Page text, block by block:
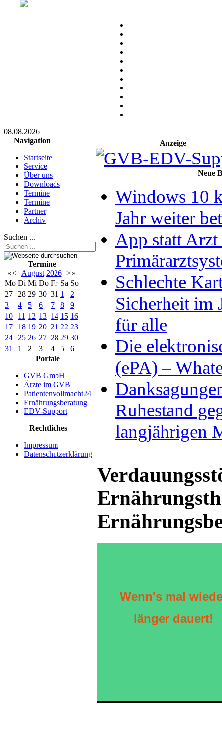
08.08.2026
Navigation
Startseite
Service
Über uns
Downloads
Termine
Termine
Partner
Archiv
Suchen ...
Termine
«< August 2026 > »
Mo Di Mi Do Fr Sa So
27
28 29 30 31 1
2
3
4 5 6 7 8
9
10
11 12 13 14 15 16
17
18 19 20 21 22 23
24
25 26 27 28 29 30
31
1 2 3 4 5
6
Portale
GVB GmbH
Ärzte im GVB
Patientenvollmacht24
Ernährungsberatung
EDV-Support
Rechtliches
Impressum
Datenschutzerklärung
Anzeige
Neue
Windows 10
Jahr weiter
App statt
Schlechte
Sicherheit im
für alle
Die
(ePA) –
Ruhestand
langjährigen
Wenn's mal
länger dauert!